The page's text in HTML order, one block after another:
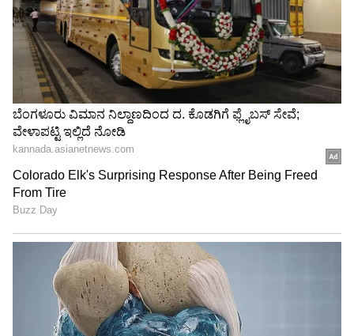
ಈ ವಿವಾದ ಇಲಾಖೆಗಳು ಮತ್ತು PSC ನಡುವಿನ ನೇಮಕಾತಿ
ಸಮನ್ವಯದಲ್ಲಿನ ವ್ಯವಸ್ಥಿತ ಅಸಮರ್ಥತೆಯನ್ನು
ಬಹಿರಂಗಪಡಿಸಿದೆ. ಖಾಲಿ ಹುದ್ದೆಗಳನ್ನು ವರದಿ ಮಾಡುವಲ್ಲಿನ